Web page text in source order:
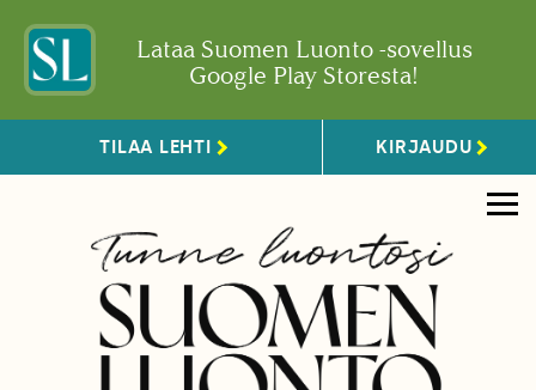
Lataa Suomen Luonto -sovellus
Google Play Storesta!
TILAA LEHTI KIRJAUDU